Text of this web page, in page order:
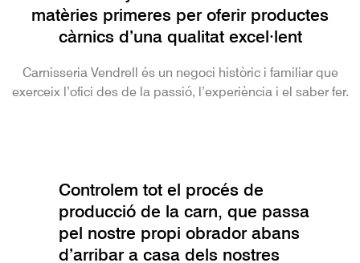
matèries primeres per oferir productes
càrnics d’una qualitat excel·lent
Carnisseria Vendrell és un negoci històric i familiar que
exerceix l’ofici des de la passió, l’experiència i el saber fer.
Controlem tot el procés de
producció de la carn, que passa
pel nostre propi obrador abans
d’arribar a casa dels nostres